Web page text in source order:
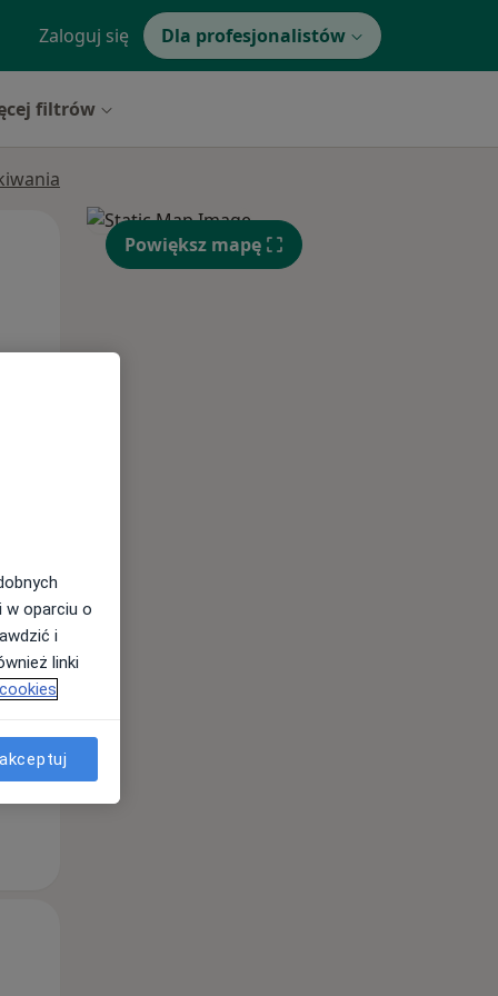
Zaloguj się Dla profesjonalistów
filtrów
Pt, Sob,
Czw,
13 Sie
Powiększ mapę
w oparciu o
i
linki